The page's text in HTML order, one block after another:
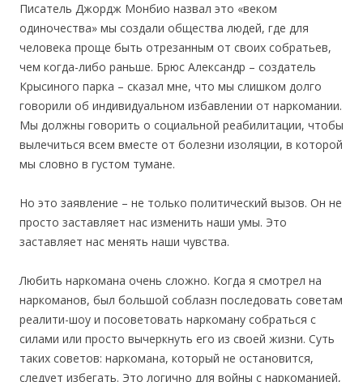
Писатель Джордж Монбио назвал это «веком
одиночества» мы создали общества людей, где для
человека проще быть отрезанным от своих собратьев,
чем когда-либо раньше. Брюс Александр – создатель
Крысиного парка – сказал мне, что мы слишком долго
говорили об индивидуальном избавлении от наркомании.
Мы должны говорить о социальной реабилитации, чтобы
вылечиться всем вместе от болезни изоляции, в которой
мы словно в густом тумане.
Но это заявление – не только политический вызов. Он не
просто заставляет нас изменить наши умы. Это
заставляет нас менять наши чувства.
Любить наркомана очень сложно. Когда я смотрел на
наркоманов, был большой соблазн последовать советам
реалити-шоу и посоветовать наркоману собраться с
силами или просто вычеркнуть его из своей жизни. Суть
таких советов: наркомана, который не остановится,
следует избегать. Это логично для войны с наркоманией,